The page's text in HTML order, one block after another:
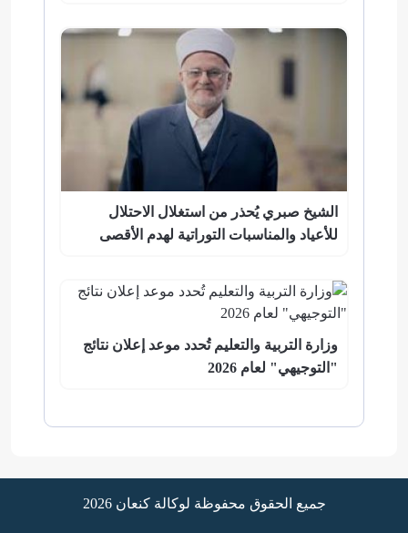
الشيخ صبري يُحذر من استغلال الاحتلال
للأعياد والمناسبات التوراتية لهدم الأقصى
وزارة التربية والتعليم تُحدد موعد إعلان نتائج
"التوجيهي" لعام 2026
جميع الحقوق محفوظة لوكالة كنعان 2026